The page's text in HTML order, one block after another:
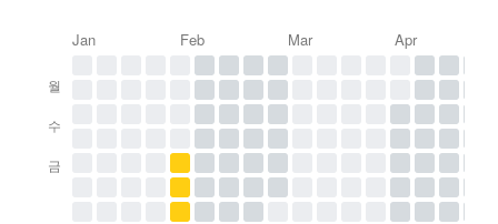
Jan Feb Mar Apr
월
수
금